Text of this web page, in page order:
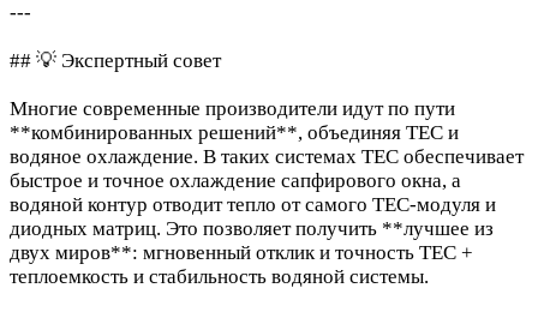
---
## 💡 Экспертный совет
Многие современные производители идут по пути
**комбинированных решений**, объединяя TEC и
водяное охлаждение. В таких системах TEC обеспечивает
быстрое и точное охлаждение сапфирового окна, а
водяной контур отводит тепло от самого TEC-модуля и
диодных матриц. Это позволяет получить **лучшее из
двух миров**: мгновенный отклик и точность TEC +
теплоемкость и стабильность водяной системы.